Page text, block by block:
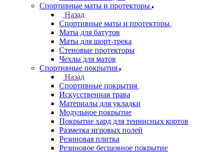
Спортивные маты и протекторы
Назад
Спортивные маты и протекторы
Маты для батутов
Маты для шорт-трека
Стеновые протекторы
Чехлы для матов
Спортивные покрытия
Назад
Спортивные покрытия
Искусственная трава
Материалы для укладки
Модульное покрытие
Покрытие хард для теннисных кортов
Разметка игровых полей
Резиновая плитка
Резиновое бесшовное покрытие